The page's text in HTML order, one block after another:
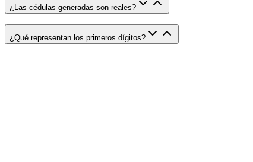
¿Las cédulas generadas son reales?
¿Qué representan los primeros dígitos?